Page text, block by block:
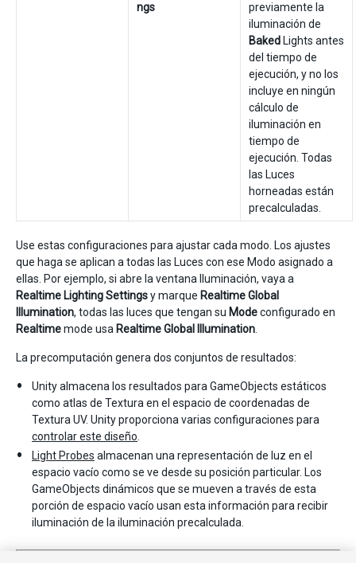
ngs
previamente la
iluminación de
Baked Lights antes
del tiempo de
ejecución, y no los
incluye en ningún
cálculo de
iluminación en
tiempo de
ejecución. Todas
las Luces
horneadas están
precalculadas.
Use estas configuraciones para ajustar cada modo. Los ajustes
que haga se aplican a todas las Luces con ese Modo asignado a
ellas. Por ejemplo, si abre la ventana Iluminación, vaya a
Realtime Lighting Settingsy marque Realtime Global
Illumination, todas las luces que tengan su Modeconfigurado en
Realtimemode usa Realtime Global Illumination.
La precomputación genera dos conjuntos de resultados:
Unity almacena los resultados para GameObjects estáticos
como atlas de Textura en el espacio de coordenadas de
Textura UV. Unity proporciona varias configuraciones para
controlar este diseño.
Light Probes almacenan una representación de luz en el
espacio vacío como se ve desde su posición particular. Los
GameObjects dinámicos que se mueven a través de esta
porción de espacio vacío usan esta información para recibir
iluminación de la iluminación precalculada.